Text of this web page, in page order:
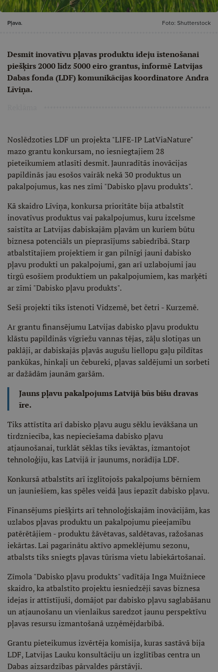
Pļava. Foto: Shutterstock
Desmit inovatīvu pļavas produktu ideju īstenošanai
piešķirs 2000 līdz 5000 eiro grantus, informē Latvijas
Dabas fonda (LDF) komunikācijas koordinatore Andra
Līviņa.
Noslēdzoties LDF un projekta "LIFE-IP LatViaNature"
mazo grantu konkursam, no iesniegtajiem 28
pieteikumiem atlasīti desmit. Jaunradītās inovācijas
papildinās jau esošos vairāk nekā 30 produktus un
pakalpojumus, kas nes zīmi "Dabisko pļavu produkts".
Kā skaidro Līviņa, konkursa prioritāte bija atbalstīt
inovatīvus produktus vai pakalpojumus, kuru izcelsme
saistīta ar Latvijas dabiskajām pļavām un kuriem būtu
biznesa potenciāls un pieprasījums sabiedrībā. Starp
atbalstītajiem projektiem ir gan pilnīgi jauni dabisko
pļavu produkti un pakalpojumi, gan arī uzlabojumi jau
tirgū esošiem produktiem un pakalpojumiem, kas marķēti
ar zīmi "Dabisko pļavu produkts".
Seši projekti tiks īstenoti Vidzemē, bet četri - Kurzemē.
Ar grantu finansējumu Latvijas dabisko pļavu produktu
klāstu papildinās vīgriežu vannas tējas, zāļu slotiņas un
paklāji, ar dabiskajās pļavās augušu liellopu gaļu pildītas
pankūkas, hinkaļi un čebureki, pļavas saldējumi un sorbeti
ar dažādām jaunām garšām.
Jauns pļavu pakalpojums Latvijā būs bišu dravas
īre.
Tiks attīstīta arī dabisko pļavu augu sēklu ievākšana un
tirdzniecība, kas nepieciešama dabisko pļavu
atjaunošanai, turklāt sēklas tiks ievāktas, izmantojot
tehnoloģiju, kas Latvijā ir jaunums, norādīja LDF.
Konkursā atbalstīts arī izglītojošs pakalpojums bērniem
un jauniešiem, kas spēles veidā ļaus iepazīt dabisko pļavu.
Finansējums piešķirts arī tehnoloģiskajām inovācijām, kas
uzlabos pļavas produktu un pakalpojumu pieejamību
patērētājiem - produktu žāvētavas, saldētavas, ražošanas
iekārtas. Lai pagarinātu aktīvo apmeklējumu sezonu,
atbalsts tiks sniegts pļavas tūrisma vietu labiekārtošanai.
Zīmola "Dabisko pļavu produkts" vadītāja Inga Muižniece
skaidro, ka atbalstīto projektu iesniedzēji savas biznesa
idejas ir attīstījuši, domājot par dabisko pļavu saglabāšanu
un atjaunošanu un vienlaikus saredzot jaunu perspektīvu
pļavas resursu izmantošanā uzņēmējdarbībā.
Grantu pieteikumus izvērtēja komisija, kuras sastāvā bija
LDF, Latvijas Lauku konsultāciju un izglītības centra un
Dabas aizsardzības pārvaldes pārstāvji.